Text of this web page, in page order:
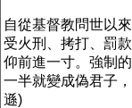
自從基督教問世以
受火刑、拷打、罰
仰前進一寸。強制
一半就變成偽君子
遜)